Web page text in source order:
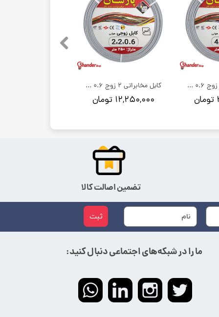
کابل مخابراتی 2 زوج 0.6 مسی پارسان کابل خسروی | کلاف 250 متری
۱۲,۲۵۰,۰۰۰ تومان
کابل مخابراتی 4 زوج 0.6 مسی پارسان کابل خسروی | کلاف 250 متری
ما را در شبکه‌های اجتماعی دنبال کنید:
ثبت
تضمین اصالت کالا